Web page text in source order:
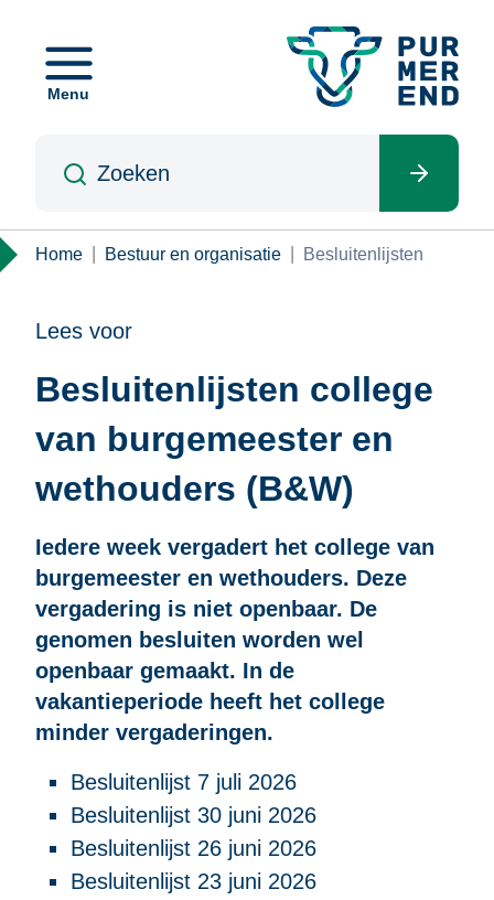
naarMenu
Kruimelpad
Home Bestuur en organisatie Besluitenlijsten
Lees voor
Besluitenlijsten college
van burgemeester en
wethouders (B&W)
Iedere week vergadert het college van
burgemeester en wethouders. Deze
vergadering is niet openbaar. De
genomen besluiten worden wel
openbaar gemaakt. In de
vakantieperiode heeft het college
minder vergaderingen.
Besluitenlijst 7 juli 2026
Besluitenlijst 30 juni 2026
Besluitenlijst 26 juni 2026
Besluitenlijst 23 juni 2026